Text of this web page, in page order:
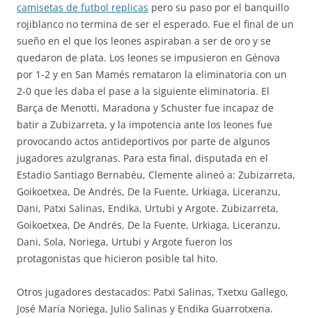
camisetas de futbol replicas pero su paso por el banquillo
rojiblanco no termina de ser el esperado. Fue el final de un
sueño en el que los leones aspiraban a ser de oro y se
quedaron de plata. Los leones se impusieron en Génova
por 1-2 y en San Mamés remataron la eliminatoria con un
2-0 que les daba el pase a la siguiente eliminatoria. El
Barça de Menotti, Maradona y Schuster fue incapaz de
batir a Zubizarreta, y la impotencia ante los leones fue
provocando actos antideportivos por parte de algunos
jugadores azulgranas. Para esta final, disputada en el
Estadio Santiago Bernabéu, Clemente alineó a: Zubizarreta,
Goikoetxea, De Andrés, De la Fuente, Urkiaga, Liceranzu,
Dani, Patxi Salinas, Endika, Urtubi y Argote. Zubizarreta,
Goikoetxea, De Andrés, De la Fuente, Urkiaga, Liceranzu,
Dani, Sola, Noriega, Urtubi y Argote fueron los
protagonistas que hicieron posible tal hito.
Otros jugadores destacados: Patxi Salinas, Txetxu Gallego,
José María Noriega, Julio Salinas y Endika Guarrotxena.